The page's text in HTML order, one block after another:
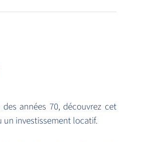
années 70, découvrez cet
un investissement locatif.